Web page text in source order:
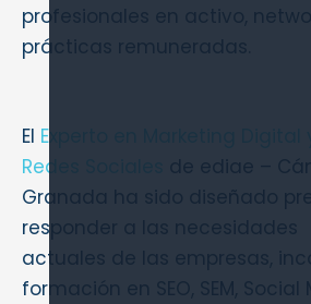
profesionales en activo,
prácticas remuneradas.
El Experto en Marketing
Redes Sociales
Granada ha sido diseñado
responder a las necesidades
actuales de las empresas,
formación en SEO, SEM, Social